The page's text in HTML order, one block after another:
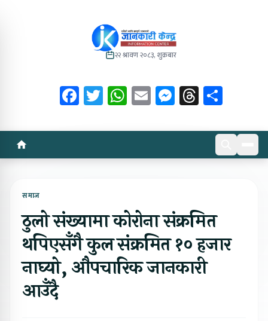
२२ श्रावण २०८३, शुक्रबार
Facebook
Twitter
WhatsApp
EmailMessenger
Threads
समाज
ठुलो संख्यामा कोरोना संक्रमित
थपिएसँगै कुल संक्रमित १० हजार
नाघ्यो, औपचारिक जानकारी
आउँदै